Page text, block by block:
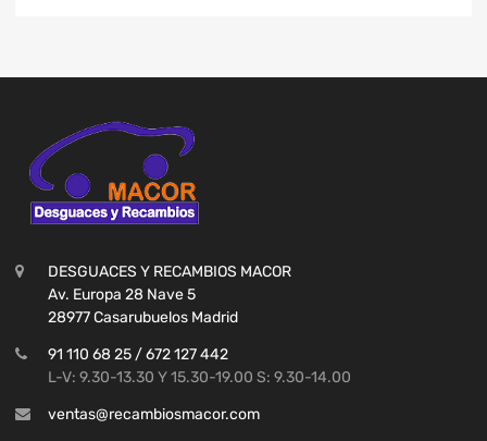
DESGUACES Y RECAMBIOS MACOR
Av. Europa 28 Nave 5
28977 Casarubuelos Madrid
91 110 68 25 / 672 127 442
L-V: 9.30-13.30 Y 15.30-19.00 S: 9.30-14.00
ventas@recambiosmacor.com